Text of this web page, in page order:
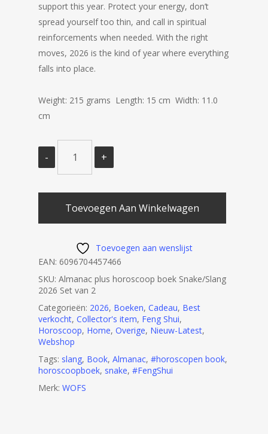
support this year. Protect your energy, don’t
spread yourself too thin, and call in spiritual
reinforcements when needed. With the right
moves, 2026 is the kind of year where everything
falls into place.
Weight: 215 grams Length: 15 cm Width: 11.0
cm
Toevoegen Aan Winkelwagen
Toevoegen aan wenslijst
EAN: 6096704457466
SKU: Almanac plus horoscoop boek Snake/Slang
2026 Set van 2
Categorieën: 2026, Boeken, Cadeau, Best
verkocht, Collector's item, Feng Shui,
Horoscoop, Home, Overige, Nieuw-Latest,
Webshop
Tags: slang, Book, Almanac, #horoscopen book,
horoscoopboek, snake, #FengShui
Merk: WOFS